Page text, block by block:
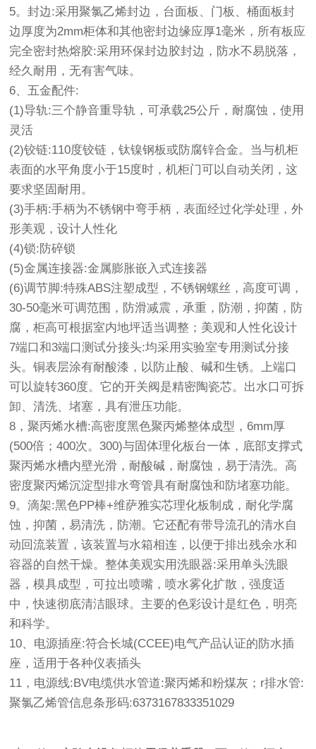
5。封边:采用聚氯乙烯封边，台面板、门板、桶面板封
边厚度为2mm柜体和其他密封边缘应厚1毫米，所有板应
完全密封热熔胶:采用环保封边胶封边，防水不易脱落，
经久耐用，无有害气味。
6、五金配件:
(1)导轨:三个静音重导轨，可承载25公斤，耐腐蚀，使用
灵活
(2)铰链:110度铰链，钛镍钢板或防腐锌合金。当与机柜
表面的水平角度小于15度时，机柜门可以自动关闭，这
要求坚固耐用。
(3)手柄:手柄为不锈钢中弯手柄，表面经过化学处理，外
形美观，设计人性化
(4)锁:防碎锁
(5)金属连接器:金属膨胀嵌入式连接器
(6)调节脚:特殊ABS注塑成型，不锈钢螺丝，高度可调，
30-50毫米可调范围，防滑减震，承重，防潮，抑菌，防
腐，柜高可根据室内地坪适当调整；美观和人性化设计
7端口和3端口测试分接头:均采用实验室专用测试分接
头。铜表层涂有耐酸漆，以防止酸、碱和生锈。上端口
可以旋转360度。它的开关阀是精密陶瓷芯。出水口可拆
卸、清洗、堵塞，具有泄压功能。
8，聚丙烯水槽:高密度黑色聚丙烯整体成型，6mm厚
(500倍；400次。300)与固体理化板台一体，底部支撑式
聚丙烯水槽内壁光滑，耐酸碱，耐腐蚀，易于清洗。高
密度聚丙烯沉淀型排水弯管具有耐腐蚀和防堵塞功能。
9。滴架:黑色PP棒+维萨雅实芯理化板制成，耐化学腐
蚀，抑菌，易清洗，防潮。它还配有带导流孔的清水自
动回流装置，该装置与水箱相连，以便于排出残余水和
容器的自然干燥。整体美观实用洗眼器:采用单头洗眼
器，模具成型，可拉出喷嘴，喷水雾化扩散，强度适
中，快速彻底清洁眼球。主要的色彩设计是红色，明亮
和科学。
10、电源插座:符合长城(CCEE)电气产品认证的防水插
座，适用于各种仪表插头
11，电源线:BV电缆供水管道:聚丙烯和粉煤灰；r排水管:
聚氯乙烯管信息条形码:6373167833351029